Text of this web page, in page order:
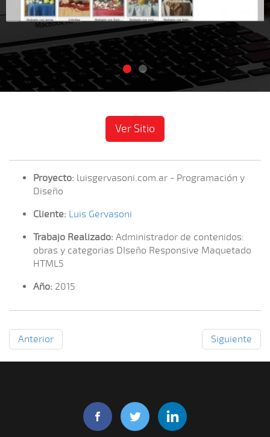
Ver Sitio
Proyecto: luisgervasoni.com.ar - Programación y
Diseño
Cliente: Luis Gervasoni
Trabajo Realizado: Administrador de contenidos:
obras y categorias DIseño Responsive Maquetado
HTML5
Año: 2015
Anterior Siguiente